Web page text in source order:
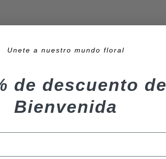
Unete a nuestro mundo floral
de descuento de
Bienvenida